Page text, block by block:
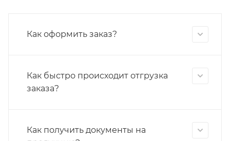
Как оформить заказ?
Как быстро происходит отгрузка
заказа?
Как получить документы на